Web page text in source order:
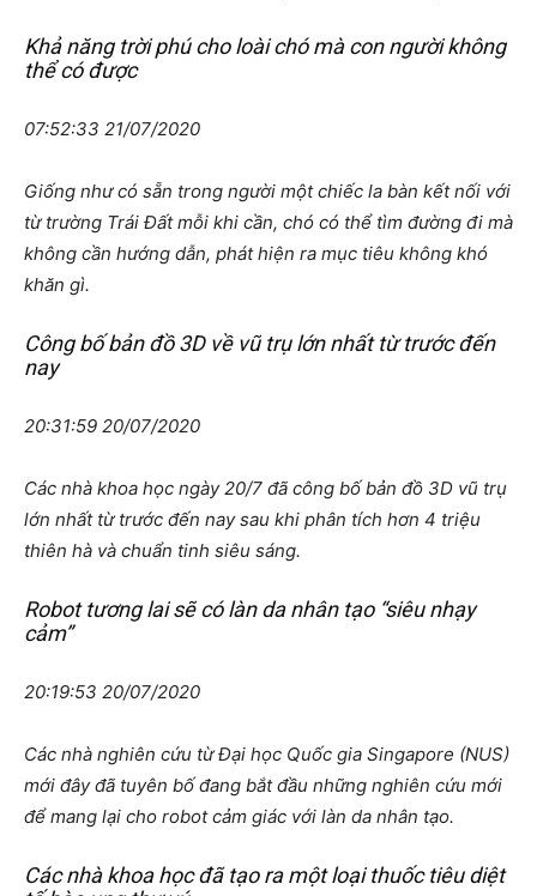
Khả năng trời phú cho loài chó mà con người không
thể có được
07:52:33 21/07/2020
Giống như có sẵn trong người một chiếc la bàn kết nối với
từ trường Trái Đất mỗi khi cần, chó có thể tìm đường đi mà
không cần hướng dẫn, phát hiện ra mục tiêu không khó
khăn gì.
Công bố bản đồ 3D về vũ trụ lớn nhất từ trước đến
nay
20:31:59 20/07/2020
Các nhà khoa học ngày 20/7 đã công bố bản đồ 3D vũ trụ
lớn nhất từ trước đến nay sau khi phân tích hơn 4 triệu
thiên hà và chuẩn tinh siêu sáng.
Robot tương lai sẽ có làn da nhân tạo “siêu nhạy
cảm”
20:19:53 20/07/2020
Các nhà nghiên cứu từ Đại học Quốc gia Singapore (NUS)
mới đây đã tuyên bố đang bắt đầu những nghiên cứu mới
để mang lại cho robot cảm giác với làn da nhân tạo.
Các nhà khoa học đã tạo ra một loại thuốc tiêu diệt